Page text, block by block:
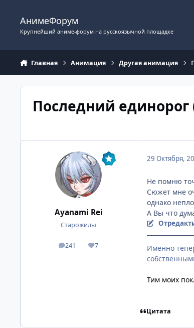
АнимеФорум
Крупнейший аниме-форум на русскоязычной площадке
Главная Анимация Другая анимация
Последний единорог
Ayanami Rei
Старожилы
241
посты 7
Репутация
29 Октября,
Не помню
Сюжет мне
однако
А Вы что
Именно
Тим моих
Цитата